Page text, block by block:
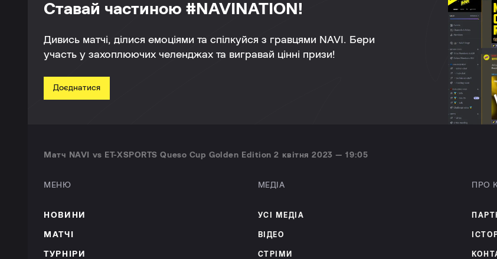
Ставай частиною #NAVINATION!
Дивись матчі, ділися емоціями та спілкуйся з гравцями NAVI. Бери
участь у захоплюючих челенджах та вигравай цінні призи!
Доєднатися
Матч NAVI vs ET-XSPORTS Queso Cup Golden Edition 2 квітня 2023 — 19:05
МЕНЮ
НОВИНИ
МАТЧІ
ТУРНІРИ
МЕДІА
УСІ МЕДІА
ВІДЕО
СТРІМИ
ПРО